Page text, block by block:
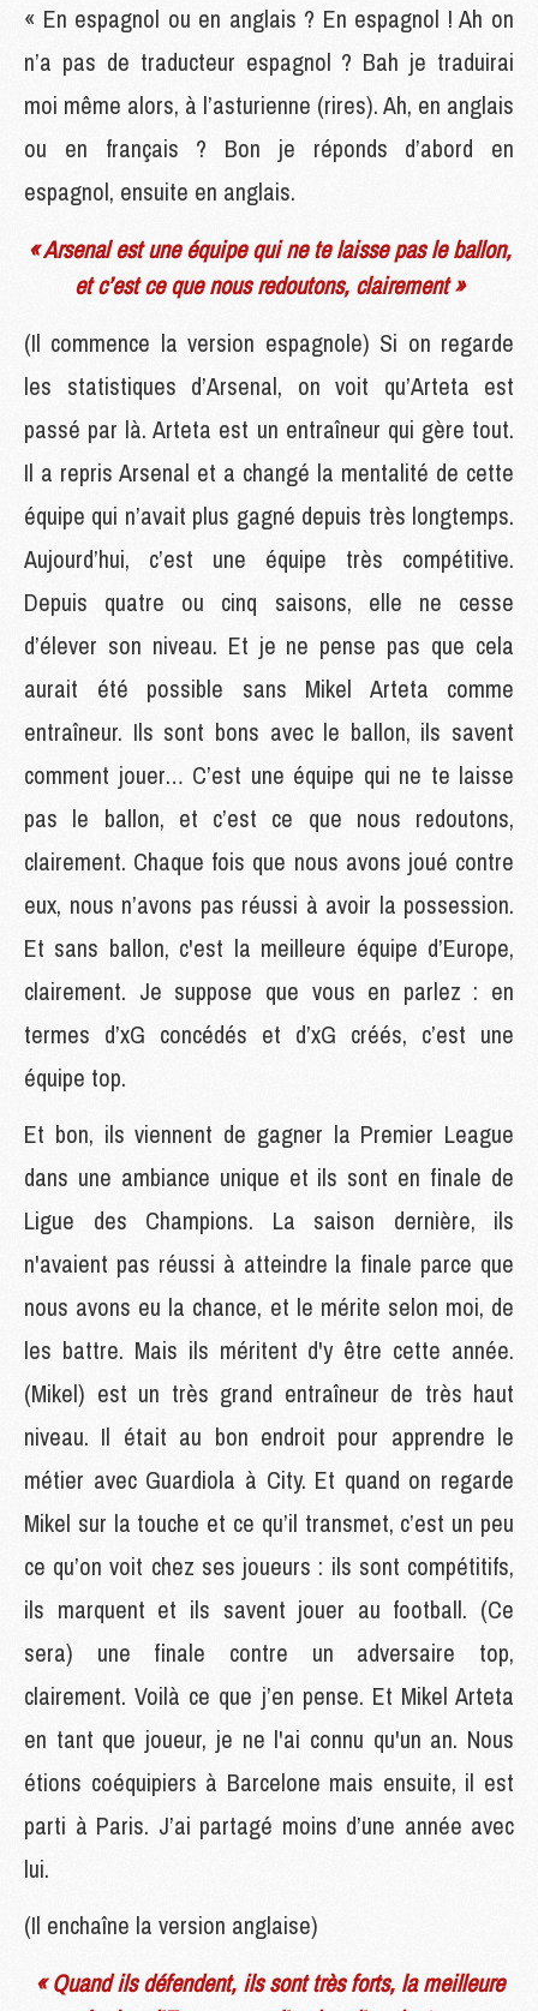
« En espagnol ou en anglais ? En espagnol ! Ah on
n’a pas de traducteur espagnol ? Bah je traduirai
moi même alors, à l’asturienne (rires). Ah, en anglais
ou en français ? Bon je réponds d’abord en
espagnol, ensuite en anglais.
« Arsenal est une équipe qui ne te laisse pas le ballon,
et c’est ce que nous redoutons, clairement »
(Il commence la version espagnole) Si on regarde
les statistiques d’Arsenal, on voit qu’Arteta est
passé par là. Arteta est un entraîneur qui gère tout.
Il a repris Arsenal et a changé la mentalité de cette
équipe qui n’avait plus gagné depuis très longtemps.
Aujourd’hui, c’est une équipe très compétitive.
Depuis quatre ou cinq saisons, elle ne cesse
d’élever son niveau. Et je ne pense pas que cela
aurait été possible sans Mikel Arteta comme
entraîneur. Ils sont bons avec le ballon, ils savent
comment jouer… C’est une équipe qui ne te laisse
pas le ballon, et c’est ce que nous redoutons,
clairement. Chaque fois que nous avons joué contre
eux, nous n’avons pas réussi à avoir la possession.
Et sans ballon, c'est la meilleure équipe d’Europe,
clairement. Je suppose que vous en parlez : en
termes d’xG concédés et d’xG créés, c’est une
équipe top.
Et bon, ils viennent de gagner la Premier League
dans une ambiance unique et ils sont en finale de
Ligue des Champions. La saison dernière, ils
n'avaient pas réussi à atteindre la finale parce que
nous avons eu la chance, et le mérite selon moi, de
les battre. Mais ils méritent d'y être cette année.
(Mikel) est un très grand entraîneur de très haut
niveau. Il était au bon endroit pour apprendre le
métier avec Guardiola à City. Et quand on regarde
Mikel sur la touche et ce qu’il transmet, c’est un peu
ce qu’on voit chez ses joueurs : ils sont compétitifs,
ils marquent et ils savent jouer au football. (Ce
sera) une finale contre un adversaire top,
clairement. Voilà ce que j’en pense. Et Mikel Arteta
en tant que joueur, je ne l'ai connu qu'un an. Nous
étions coéquipiers à Barcelone mais ensuite, il est
parti à Paris. J’ai partagé moins d’une année avec
lui.
(Il enchaîne la version anglaise)
« Quand ils défendent, ils sont très forts, la meilleure